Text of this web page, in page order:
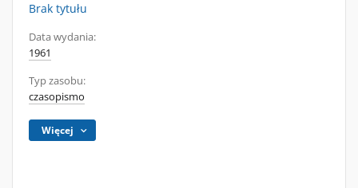
Brak tytułu
Data wydania:
1961
Typ zasobu:
czasopismo
Więcej